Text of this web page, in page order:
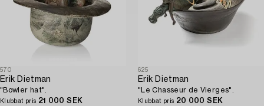
570
Erik Dietman
"Bowler hat".
Klubbat pris 21 000 SEK
625
Erik Dietman
"Le Chasseur de Vierges".
Klubbat pris 20 000 SEK